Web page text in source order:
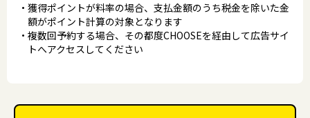
獲得ポイントが料率の場合、支払金額のうち税金を除いた金
額がポイント計算の対象となります
複数回予約する場合、その都度CHOOSEを経由して広告サイ
トへアクセスしてください